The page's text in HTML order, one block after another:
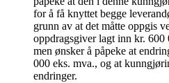
for å få knyttet begge
grunn av at det måtte oppgis
oppdragsgiver lagt inn kr.
men ønsker å påpeke at
000 eks. mva., og at
endringer.